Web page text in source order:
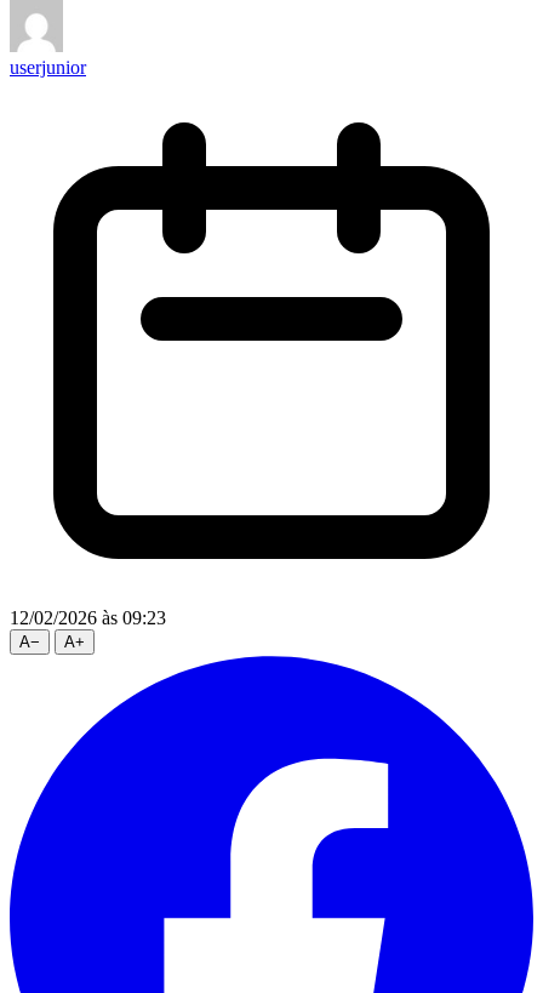
userjunior
12/02/2026 às 09:23
A− A+